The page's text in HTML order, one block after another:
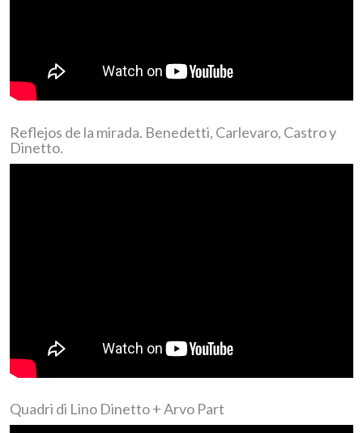
Reflejos de la mirada. Benedetti, Carlevaro, Castro y
Dinetto.
Quadri di Lino Dinetto + Arvo Part